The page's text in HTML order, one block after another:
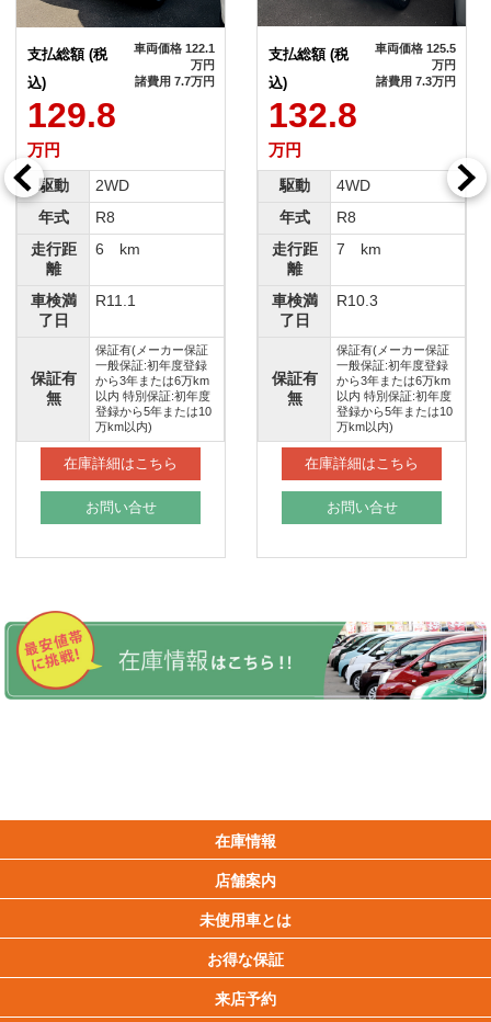
支払総額 (税
込)
129.8
万円
車両価格 122.1
万円
諸費用 7.7万円
駆動
2WD
年式
R8
走行距
離
6 km
車検満
了日
R11.1
保証有
無
保証有(メーカー保証
一般保証:初年度登録
から3年または6万km
以内 特別保証:初年度
登録から5年または10
万km以内)
在庫詳細はこちら
お問い合せ
支払総額 (税
込)
132.8
万円
車両価格 125.5
万円
諸費用 7.3万円
駆動
4WD
年式
R8
走行距
離
7 km
車検満
了日
R10.3
保証有
無
保証有(メーカー保証
一般保証:初年度登録
から3年または6万km
以内 特別保証:初年度
登録から5年または10
万km以内)
在庫詳細はこちら
お問い合せ
在庫情報
店舗案内
未使用車とは
お得な保証
来店予約